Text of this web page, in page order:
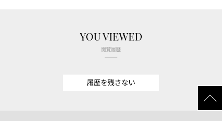
YOU VIEWED
閲覧履歴
履歴を残さない